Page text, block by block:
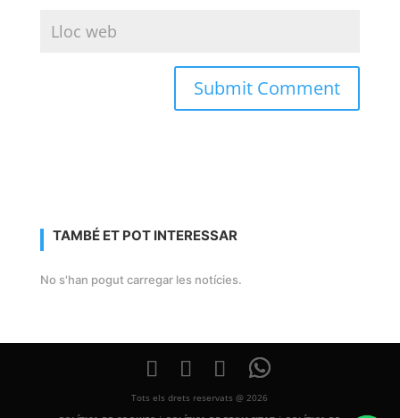
TAMBÉ ET POT INTERESSAR
No s'han pogut carregar les notícies.
Tots els drets reservats @ 2026